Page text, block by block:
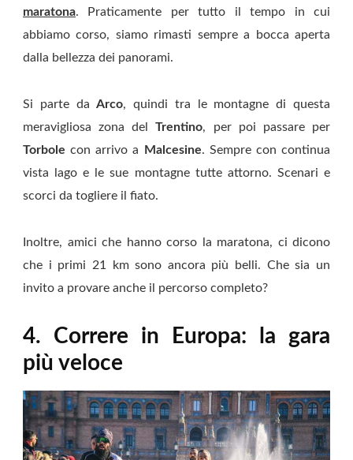
maratona. Praticamente per tutto il tempo in cui
abbiamo corso, siamo rimasti sempre a bocca aperta
dalla bellezza dei panorami.
Si parte daArco, quindi tra le montagne di questa
meravigliosa zona delTrentino, per poi passare per
Torbole con arrivo a Malcesine. Sempre con continua
vista lago e le sue montagne tutte attorno. Scenari e
scorci da togliere il fiato.
Inoltre, amici che hanno corso la maratona, ci dicono
che i primi 21 km sono ancora più belli. Che sia un
invito a provare anche il percorso completo?
4. Correre in Europa: la gara
più veloce